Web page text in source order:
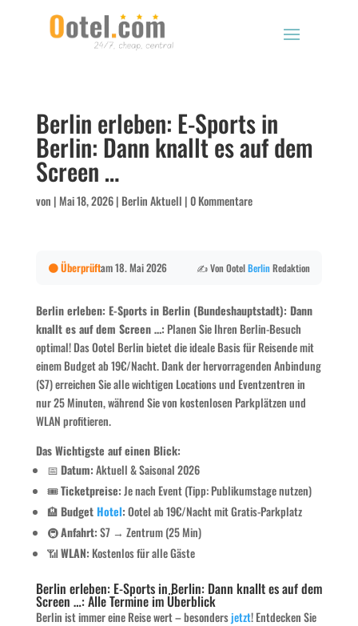
Berlin erleben: E-Sports in
Berlin: Dann knallt es auf dem
Screen …
von | Mai 18, 2026| Berlin Aktuell |0 Kommentare
🟠 Überprüftam 18. Mai 2026 ✍️ Von OotelBerlin Redaktion
Berlin erleben: E-Sports in Berlin (Bundeshauptstadt): Dann
knallt es auf dem Screen …: Planen Sie Ihren Berlin-Besuch
optimal! Das Ootel Berlin bietet die ideale Basis für Reisende mit
einem Budget ab 19€/Nacht. Dank der hervorragenden Anbindung
(S7) erreichen Sie alle wichtigen Locations und Eventzentren in
nur 25 Minuten, während Sie von kostenlosen Parkplätzen und
WLAN profitieren.
Das Wichtigste auf einen Blick:
📅Datum:Aktuell & Saisonal 2026
🎟️Ticketpreise:Je nach Event (Tipp: Publikumstage nutzen)
🏨BudgetHotel:Ootel ab 19€/Nacht mit Gratis-Parkplatz
🚇Anfahrt:S7 → Zentrum (25 Min)
📶WLAN: Kostenlos für alle Gäste
Berlin erleben: E-Sports in Berlin: Dann knallt es auf dem
Screen …: Alle Termine im Überblick
Berlin ist immer eine Reise wert – besondersjetzt! Entdecken Sie